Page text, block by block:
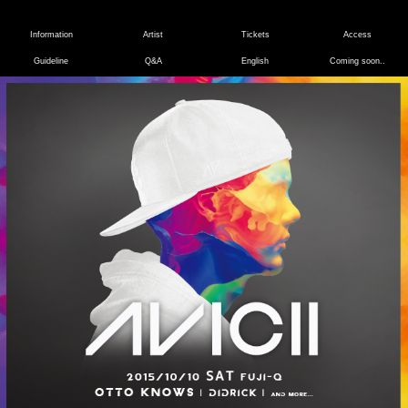
Information Artist Tickets Access
Guideline Q&A English Coming soon..